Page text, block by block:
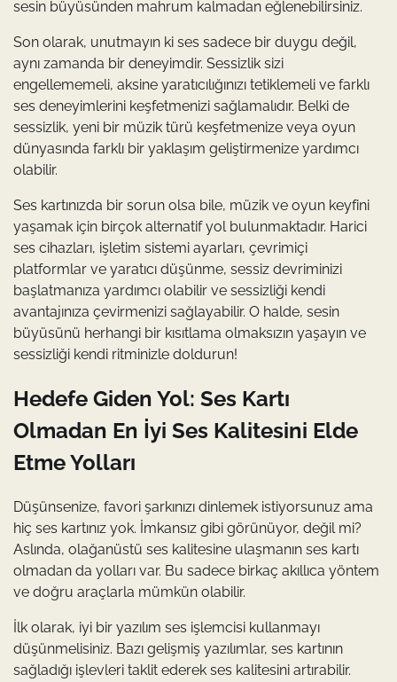
sesin büyüsünden mahrum kalmadan eğlenebilirsiniz.
Son olarak, unutmayın ki ses sadece bir duygu değil,
aynı zamanda bir deneyimdir. Sessizlik sizi
engellememeli, aksine yaratıcılığınızı tetiklemeli ve farklı
ses deneyimlerini keşfetmenizi sağlamalıdır. Belki de
sessizlik, yeni bir müzik türü keşfetmenize veya oyun
dünyasında farklı bir yaklaşım geliştirmenize yardımcı
olabilir.
Ses kartınızda bir sorun olsa bile, müzik ve oyun keyfini
yaşamak için birçok alternatif yol bulunmaktadır. Harici
ses cihazları, işletim sistemi ayarları, çevrimiçi
platformlar ve yaratıcı düşünme, sessiz devriminizi
başlatmanıza yardımcı olabilir ve sessizliği kendi
avantajınıza çevirmenizi sağlayabilir. O halde, sesin
büyüsünü herhangi bir kısıtlama olmaksızın yaşayın ve
sessizliği kendi ritminizle doldurun!
Hedefe Giden Yol: Ses Kartı
Olmadan En İyi Ses Kalitesini Elde
Etme Yolları
Düşünsenize, favori şarkınızı dinlemek istiyorsunuz ama
hiç ses kartınız yok. İmkansız gibi görünüyor, değil mi?
Aslında, olağanüstü ses kalitesine ulaşmanın ses kartı
olmadan da yolları var. Bu sadece birkaç akıllıca yöntem
ve doğru araçlarla mümkün olabilir.
İlk olarak, iyi bir yazılım ses işlemcisi kullanmayı
düşünmelisiniz. Bazı gelişmiş yazılımlar, ses kartının
sağladığı işlevleri taklit ederek ses kalitesini artırabilir.